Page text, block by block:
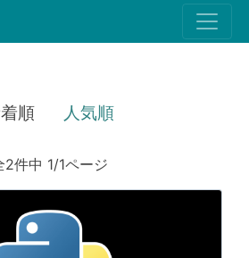
順 人気順
2件中 1/1ページ